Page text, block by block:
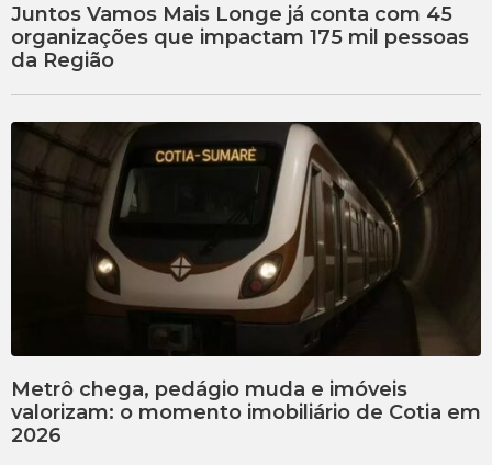
Juntos Vamos Mais Longe já conta com 45
organizações que impactam 175 mil pessoas
da Região
Metrô chega, pedágio muda e imóveis
valorizam: o momento imobiliário de Cotia em
2026